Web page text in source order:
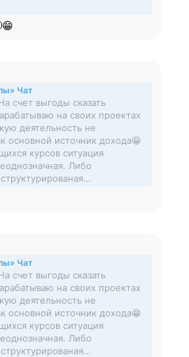
Чат
счет выгоды сказать
на своих проектах
деятельность не
основной источник дохода😁
курсов ситуация
Либо
Чат
счет выгоды сказать
на своих проектах
деятельность не
основной источник дохода😁
курсов ситуация
Либо